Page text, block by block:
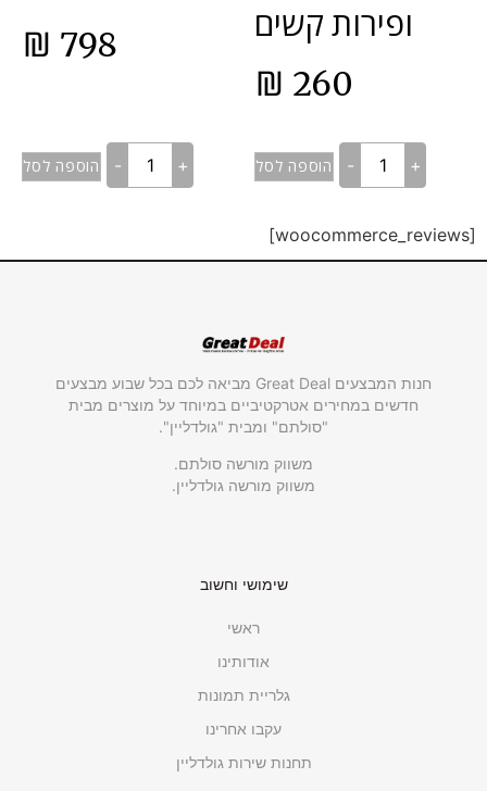
ופירות קשים
260
₪
+
- הוספה לסל
798
₪
+
- הוספה לסל
[woocommerce_reviews]
חנות המבצעים Great Deal מביאה לכם בכל שבוע מבצעים
חדשים במחירים אטרקטיביים במיוחד על מוצרים מבית
"סולתם" ומבית "גולדליין".
משווק מורשה סולתם.
משווק מורשה גולדליין.
שימושי וחשוב
ראשי
אודותינו
גלריית תמונות
עקבו אחרינו
תחנות שירות גולדליין